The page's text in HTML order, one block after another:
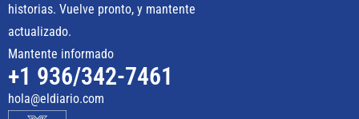
historias. Vuelve pronto, y mantente
actualizado.
Mantente informado
+1 936/342-7461
hola@eldiario.com